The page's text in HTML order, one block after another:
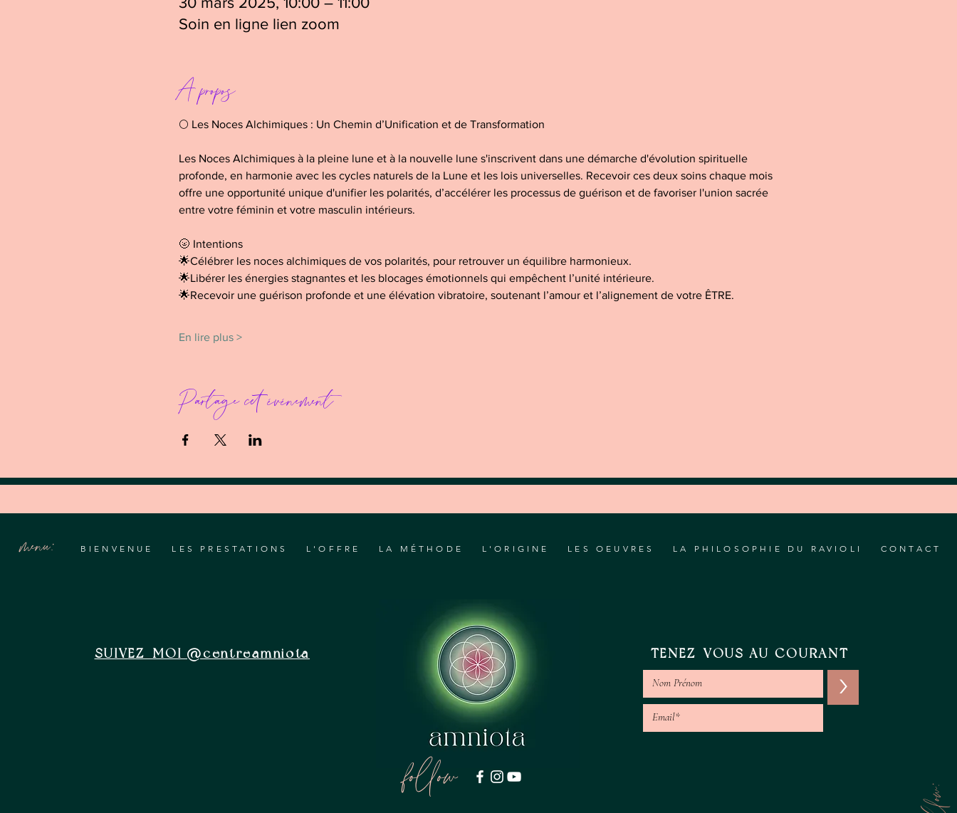
Soin en ligne lien zoom
A propos
🌕 Les Noces Alchimiques : Un Chemin d’Unification et de Transformation
Les Noces Alchimiques à la pleine lune et à la nouvelle lune s'inscrivent dans une démarche d'évolution spirituelle
profonde, en harmonie avec les cycles naturels de la Lune et les lois universelles. Recevoir ces deux soins chaque mois
offre une opportunité unique d'unifier les polarités, d’accélérer les processus de guérison et de favoriser l'union sacrée
entre votre féminin et votre masculin intérieurs.
🌝 Intentions
🌟Célébrer les noces alchimiques de vos polarités, pour retrouver un équilibre harmonieux.
🌟Libérer les énergies stagnantes et les blocages émotionnels qui empêchent l’unité intérieure.
🌟Recevoir une guérison profonde et une élévation vibratoire, soutenant l’amour et l’alignement de votre ÊTRE.
En lire plus >
Partage cet événement
follow:
menu: BIENVENUE LES PRESTATIONS L'OFFRE LA MÉTHODE L'ORIGINE LES OEUVRES LA PHILOSOPHIE DU RAVIOLI CONTACT
SUIVEZ-MOI @centreamniota
follow
TENEZ-VOUS AU COURANT
>